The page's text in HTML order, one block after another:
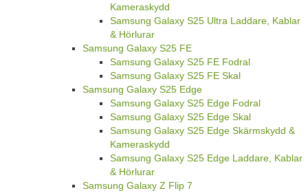
Kameraskydd
Samsung Galaxy S25 Ultra Laddare, Kablar
& Hörlurar
Samsung Galaxy S25 FE
Samsung Galaxy S25 FE Fodral
Samsung Galaxy S25 FE Skal
Samsung Galaxy S25 Edge
Samsung Galaxy S25 Edge Fodral
Samsung Galaxy S25 Edge Skal
Samsung Galaxy S25 Edge Skärmskydd &
Kameraskydd
Samsung Galaxy S25 Edge Laddare, Kablar
& Hörlurar
Samsung Galaxy Z Flip 7